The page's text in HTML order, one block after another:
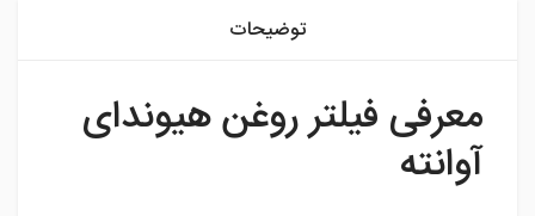
توضیحات
معرفی فیلتر روغن هیوندای
آوانته